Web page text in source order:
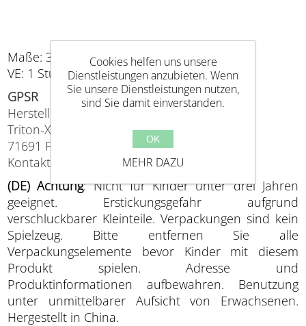
Maße: 30 x 25 x 6cm
VE: 1 Stück
GPSR
Hersteller (EU verantwortlich)
Triton-X, Planckstr. 5,
71691 Freiberg
Kontakt: info@triton-x.de
(DE) Achtung: Nicht für Kinder unter drei Jahren
geeignet. Erstickungsgefahr aufgrund
verschluckbarer Kleinteile. Verpackungen sind kein
Spielzeug. Bitte entfernen Sie alle
Verpackungselemente bevor Kinder mit diesem
Produkt spielen. Adresse und
Produktinformationen aufbewahren. Benutzung
unter unmittelbarer Aufsicht von Erwachsenen.
Hergestellt in China.
Cookies helfen uns unsere
Dienstleistungen anzubieten. Wenn
Sie unsere Dienstleistungen nutzen,
sind Sie damit einverstanden.
OK
MEHR DAZU